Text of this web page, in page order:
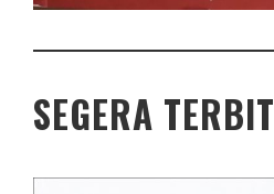
SEGERA TERBIT